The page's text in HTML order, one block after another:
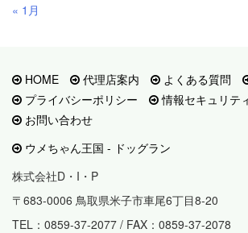
« 1月
HOME 代理店案内 よくある質問
プライバシーポリシー
情報セキュリテ
お問い合わせ
ウメちゃん王国 - ドッグラン
株式会社D・I・P
〒683-0006 鳥取県米子市車尾6丁目8-20
TEL：0859-37-2077 / FAX：0859-37-2078